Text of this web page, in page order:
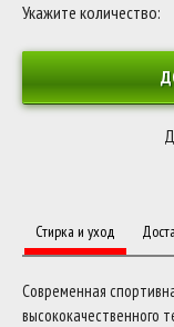
Укажите количество:
Стирка и уход
Современная
высококачественного